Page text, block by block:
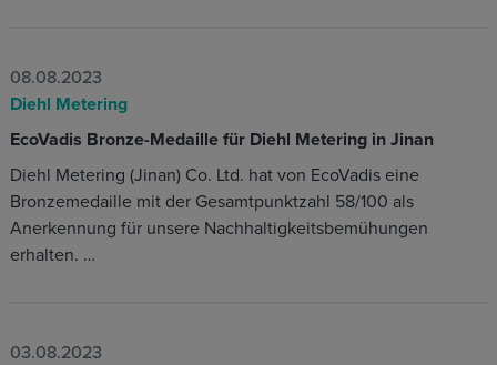
08.08.2023
Diehl Metering
EcoVadis Bronze-Medaille für Diehl Metering in Jinan
Diehl Metering (Jinan) Co. Ltd. hat von EcoVadis eine
Bronzemedaille mit der Gesamtpunktzahl 58/100 als
Anerkennung für unsere Nachhaltigkeitsbemühungen
erhalten. …
03.08.2023